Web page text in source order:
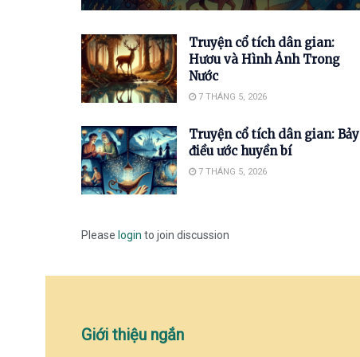
Truyện cổ tích dân gian:
Hươu và Hình Ảnh Trong
Nước
7 THÁNG 5, 2026
Truyện cổ tích dân gian: Bảy
điều ước huyền bí
7 THÁNG 5, 2026
Please login to join discussion
Giới thiệu ngắn